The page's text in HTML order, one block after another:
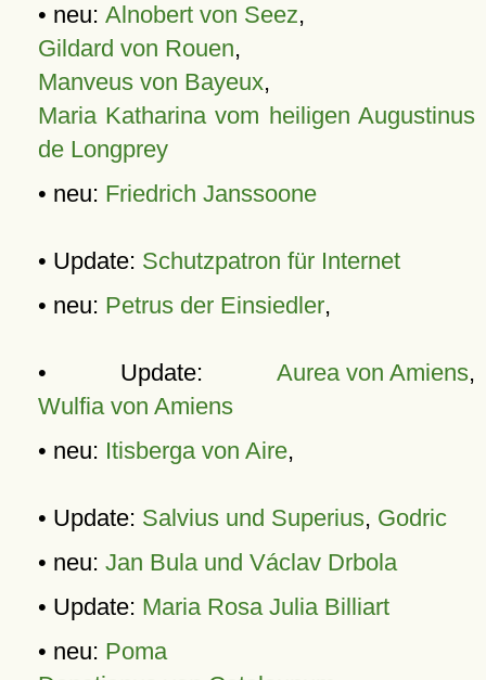
• neu: Alnobert von Seez,
Gildard von Rouen,
Manveus von Bayeux,
Maria Katharina vom heiligen Augustinus
de Longprey
• neu: Friedrich Janssoone
• Update: Schutzpatron für Internet
• neu: Petrus der Einsiedler,
• Update: Aurea von Amiens,
Wulfia von Amiens
• neu: Itisberga von Aire,
• Update: Salvius und Superius, Godric
• neu: Jan Bula und Václav Drbola
• Update: Maria Rosa Julia Billiart
• neu: Poma